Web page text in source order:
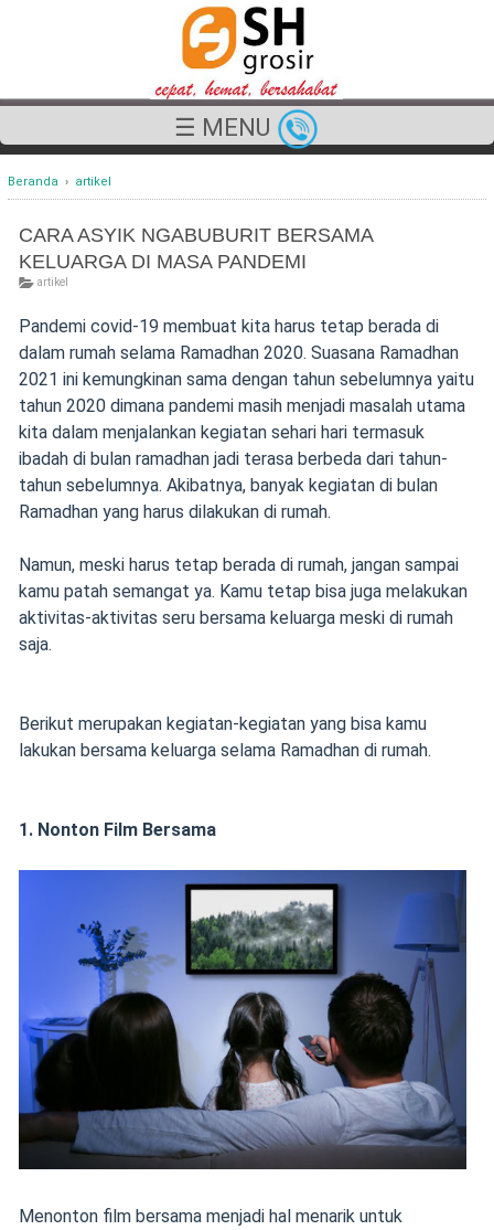
☰ MENU
Beranda › artikel
CARA ASYIK NGABUBURIT BERSAMA
KELUARGA DI MASA PANDEMI
artikel
Pandemi covid-19 membuat kita harus tetap berada di
dalam rumah selama Ramadhan 2020. Suasana Ramadhan
2021 ini kemungkinan sama dengan tahun sebelumnya yaitu
tahun 2020 dimana pandemi masih menjadi masalah utama
kita dalam menjalankan kegiatan sehari hari termasuk
ibadah di bulan ramadhan jadi terasa berbeda dari tahun-
tahun sebelumnya. Akibatnya, banyak kegiatan di bulan
Ramadhan yang harus dilakukan di rumah.
Namun, meski harus tetap berada di rumah, jangan sampai
kamu patah semangat ya. Kamu tetap bisa juga melakukan
aktivitas-aktivitas seru bersama keluarga meski di rumah
saja.
Berikut merupakan kegiatan-kegiatan yang bisa kamu
lakukan bersama keluarga selama Ramadhan di rumah.
1. Nonton Film Bersama
Menonton film bersama menjadi hal menarik untuk